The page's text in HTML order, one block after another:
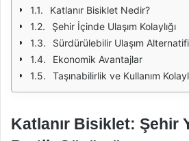
Katlanır Bisiklet Nedir?
Şehir İçinde Ulaşım Kolaylığı
Sürdürülebilir Ulaşım Alternatifi
Ekonomik Avantajlar
Taşınabilirlik ve Kullanım
Katlanır Bisiklet: Şehir